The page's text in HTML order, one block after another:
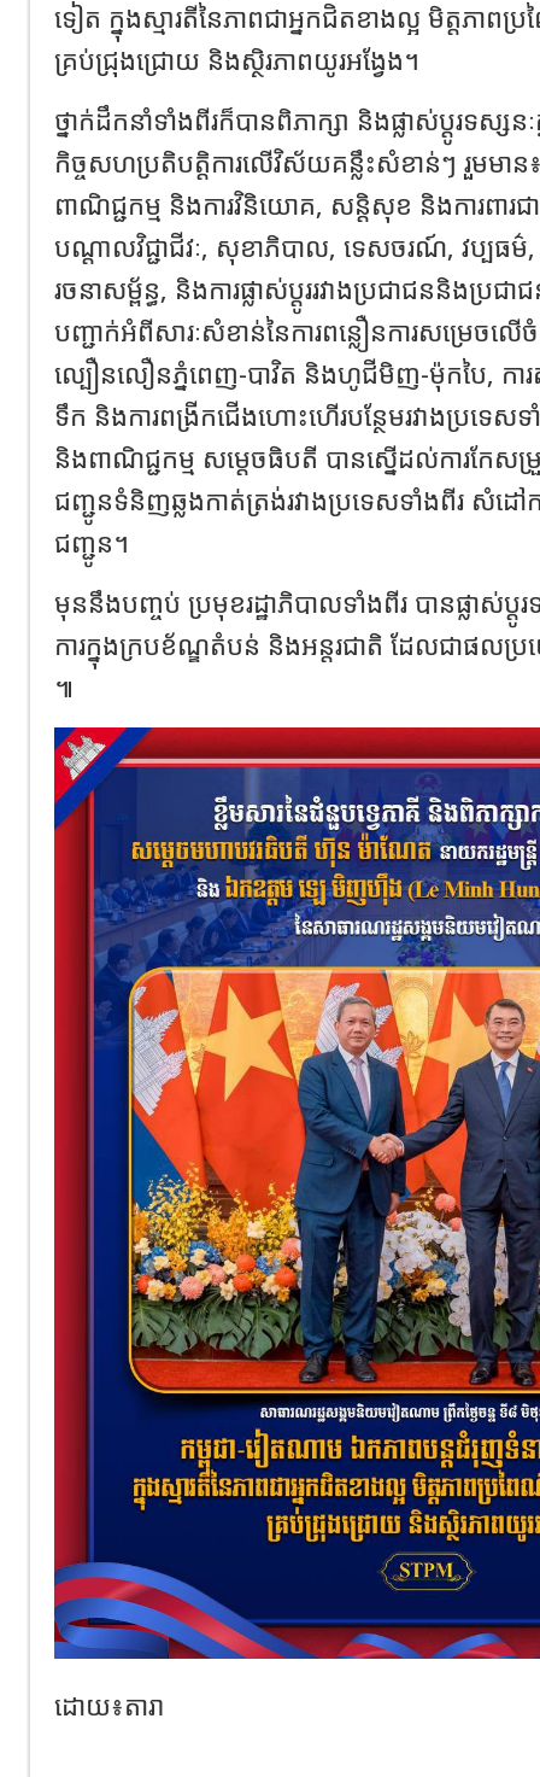
ទៀត ក្នុងស្មារតីនៃភាពជាអ្នកជិតខាងល្អ មិត្តភាព
គ្រប់ជ្រុងជ្រោយ និងស្ថិរភាពយូរអង្វែង។
ថ្នាក់ដឹកនាំទាំងពីរក៏បានពិភាក្សា និងផ្លាស់ប្តូរទស្សន
កិច្ចសហប្រតិបត្តិការលើវិស័យគន្លឹះសំខាន់ៗ រួមមា
ពាណិជ្ជកម្ម និងការវិនិយោគ, សន្តិសុខ និងការពារជ
បណ្តាលវិជ្ជាជីវៈ, សុខាភិបាល, ទេសចរណ៍, វប្បធម៌,
រចនាសម្ព័ន្ធ, និងការផ្លាស់ប្តូររវាងប្រជាជននិងប្រ
បញ្ជាក់អំពីសារៈសំខាន់នៃការពន្លឿនការសម្រេចលើចំ
ល្បឿនលឿនភ្នំពេញ-បាវិត និងហូជីមិញ-ម៉ុកបៃ, ការតភ្
ទឹក និងការពង្រីកជើងហោះហើរបន្ថែមរវាងប្រទេស
និងពាណិជ្ជកម្ម សម្តេចធិបតី បានស្នេីដល់ការកែស
ជញ្ជូនទំនិញឆ្លងកាត់ត្រង់រវាងប្រទេសទាំងពីរ សំដ
ជញ្ជូន។
មុននឹងបញ្ចប់ ប្រមុខរដ្ឋាភិបាលទាំងពីរ បានផ្លាស់ប្
ការក្នុងក្របខ័ណ្ឌតំបន់ និងអន្តរជាតិ ដែលជាផលប្
៕
ដោយ៖តារា